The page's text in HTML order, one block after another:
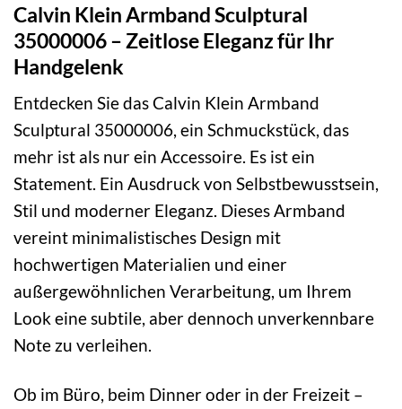
Calvin Klein Armband Sculptural
35000006 – Zeitlose Eleganz für Ihr
Handgelenk
Entdecken Sie das Calvin Klein Armband
Sculptural 35000006, ein Schmuckstück, das
mehr ist als nur ein Accessoire. Es ist ein
Statement. Ein Ausdruck von Selbstbewusstsein,
Stil und moderner Eleganz. Dieses Armband
vereint minimalistisches Design mit
hochwertigen Materialien und einer
außergewöhnlichen Verarbeitung, um Ihrem
Look eine subtile, aber dennoch unverkennbare
Note zu verleihen.
Ob im Büro, beim Dinner oder in der Freizeit –